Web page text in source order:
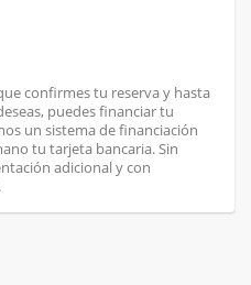
confirmes tu reserva y hasta
puedes financiar tu
un sistema de financiación
tu tarjeta bancaria. Sin
adicional y con